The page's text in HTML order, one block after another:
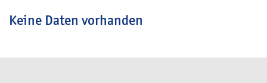
Keine Daten vorhanden